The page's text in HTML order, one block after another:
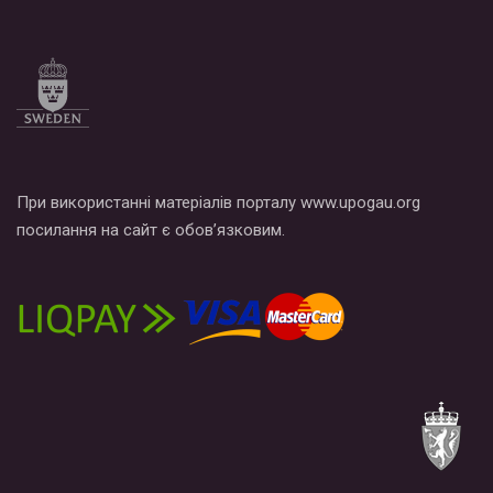
При використанні матеріалів порталу www.upogau.org
посилання на сайт є обов’язковим.